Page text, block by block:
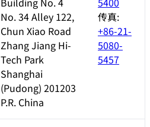
No. 34 Alley 122,
Chun Xiao Road
Zhang Jiang Hi-
Tech Park
Shanghai
(Pudong) 201203
P.R. China
传真:
+86-21-
5080-
5457